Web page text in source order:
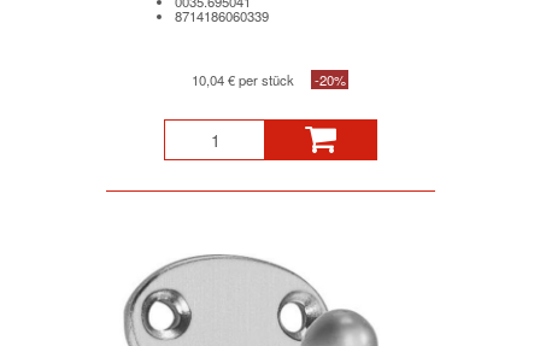
8714186060339
10,04 € per stück -20%